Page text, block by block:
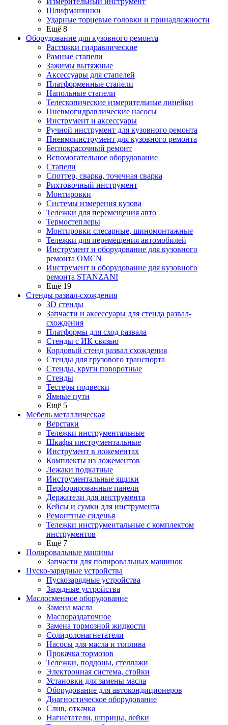
Шлифмашинки
Ударные торцевые головки и принадлежности
Ещё 8
Оборудование для кузовного ремонта
Растяжки гидравлические
Рамные стапели
Зажимы вытяжные
Аксессуары для стапелей
Платформенные стапели
Напольные стапели
Телескопические измерительные линейки
Пневмогидравлические насосы
Инструмент и аксессуары
Ручной инструмент для кузовного ремонта
Пневмоинструмент для кузовного ремонта
Беспокрасочный ремонт
Вспомогательное оборудование
Стапели
Споттер, сварка, точечная сварка
Рихтовочный инструмент
Монтировки
Системы измерения кузова
Тележки для перемещения авто
Термостеплеры
Монтировки слесарные, шиномонтажные
Тележки для перемещения автомобилей
Инструмент и оборудование для кузовного
ремонта OMCN
Инструмент и оборудование для кузовного
ремонта STANZANI
Ещё 19
Стенды развал-схождения
3D стенды
Запчасти и аксессуары для стенда развал-
схождения
Платформы для сход развала
Стенды с ИК связью
Кордовый стенд развал схождения
Стенды для грузового транспорта
Стенды, круги поворотные
Стенды
Тестеры подвески
Ямные пути
Ещё 5
Мебель металлическая
Верстаки
Тележки инструментальные
Шкафы инструментальные
Инструмент в ложементах
Комплекты из ложементов
Лежаки подкатные
Инструментальные ящики
Перфорированные панели
Держатели для инструмента
Кейсы и сумки для инструмента
Ремонтные сиденья
Тележки инструментальные с комплектом
инструментов
Ещё 7
Полировальные машины
Запчасти для полировальных машинок
Пуско-зарядные устройства
Пускозарядные устройства
Зарядные устройства
Маслосменное оборудование
Замена масла
Маслораздаточное
Замена тормозной жидкости
Солидолонагнетатели
Насосы для масла и топлива
Прокачка тормозов
Тележки, поддоны, стеллажи
Электронная система, стойки
Установки для замены масла
Оборудование для автокондиционеров
Диагностическое оборудование
Слив, откачка
Нагнетатели, шприцы, лейки